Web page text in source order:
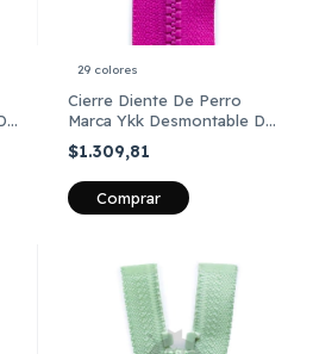
29 colores
Cierre Diente De Perro
Marca Ykk Desmontable De
40 Cm X Unid
$1.309,81
Comprar